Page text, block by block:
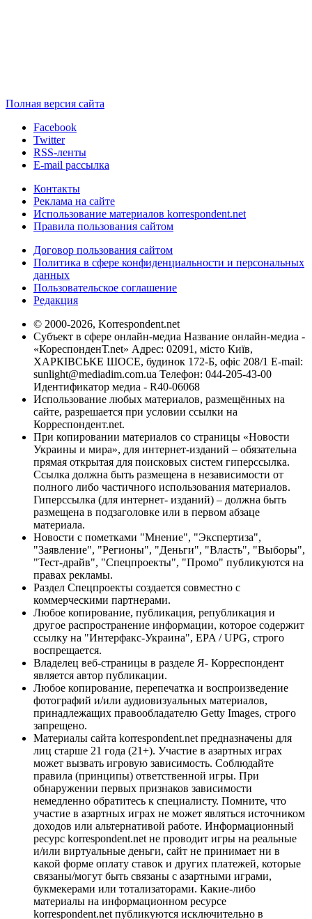
Полная версия сайта
Facebook
Twitter
RSS-ленты
E-mail рассылка
Контакты
Реклама на сайте
Использование материалов korrespondent.net
Правила пользования сайтом
Договор пользования сайтом
Политика в сфере конфиденциальности и персональных
данных
Пользовательское соглашение
Редакция
© 2000-2026, Korrespondent.net
Субъект в сфере онлайн-медиа Название онлайн-медиа -
«КореспонденТ.net» Адрес: 02091, місто Київ,
ХАРКІВСЬКЕ ШОСЕ, будинок 172-Б, офіс 208/1 E-mail:
sunlight@mediadim.com.ua Телефон: 044-205-43-00
Идентификатор медиа - R40-06068
Использование любых материалов, размещённых на
сайте, разрешается при условии ссылки на
Корреспондент.net.
При копировании материалов со страницы «Новости
Украины и мира», для интернет-изданий – обязательна
прямая открытая для поисковых систем гиперссылка.
Ссылка должна быть размещена в независимости от
полного либо частичного использования материалов.
Гиперссылка (для интернет- изданий) – должна быть
размещена в подзаголовке или в первом абзаце
материала.
Новости с пометками "Мнение", "Экспертиза",
"Заявление", "Регионы", "Деньги", "Власть", "Выборы",
"Тест-драйв", "Спецпроекты", "Промо" публикуются на
правах рекламы.
Раздел Спецпроекты создается совместно с
коммерческими партнерами.
Любое копирование, публикация, републикация и
другое распространение информации, которое содержит
ссылку на "Интерфакс-Украина", EPA / UPG, строго
воспрещается.
Владелец веб-страницы в разделе Я- Корреспондент
является автор публикации.
Любое копирование, перепечатка и воспроизведение
фотографий и/или аудиовизуальных материалов,
принадлежащих правообладателю Getty Images, строго
запрещено.
Материалы сайта korrespondent.net предназначены для
лиц старше 21 года (21+). Участие в азартных играх
может вызвать игровую зависимость. Соблюдайте
правила (принципы) ответственной игры. При
обнаружении первых признаков зависимости
немедленно обратитесь к специалисту. Помните, что
участие в азартных играх не может являться источником
доходов или альтернативой работе. Информационный
ресурс korrespondent.net не проводит игры на реальные
и/или виртуальные деньги, сайт не принимает ни в
какой форме оплату ставок и других платежей, которые
связаны/могут быть связаны с азартными играми,
букмекерами или тотализаторами. Какие-либо
материалы на информационном ресурсе
korrespondent.net публикуются исключительно в